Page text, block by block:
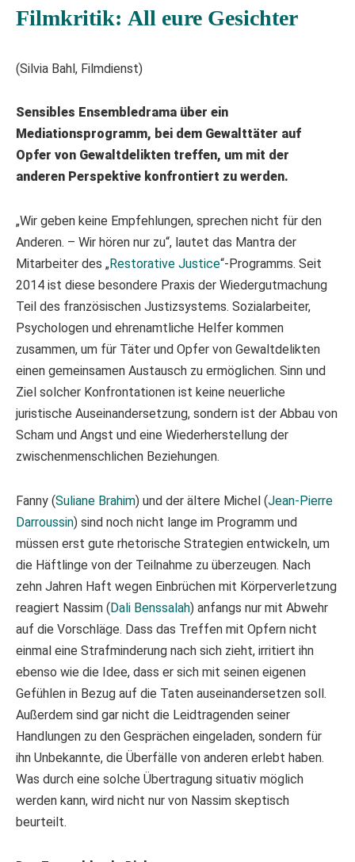
Filmkritik: All eure Gesichter
(Silvia Bahl, Filmdienst)
Sensibles Ensembledrama über ein
Mediationsprogramm, bei dem Gewalttäter auf
Opfer von Gewaltdelikten treffen, um mit der
anderen Perspektive konfrontiert zu werden.
„Wir geben keine Empfehlungen, sprechen nicht für den
Anderen. – Wir hören nur zu“, lautet das Mantra der
Mitarbeiter des „Restorative Justice“-Programms. Seit
2014 ist diese besondere Praxis der Wiedergutmachung
Teil des französischen Justizsystems. Sozialarbeiter,
Psychologen und ehrenamtliche Helfer kommen
zusammen, um für Täter und Opfer von Gewaltdelikten
einen gemeinsamen Austausch zu ermöglichen. Sinn und
Ziel solcher Konfrontationen ist keine neuerliche
juristische Auseinandersetzung, sondern ist der Abbau von
Scham und Angst und eine Wiederherstellung der
zwischenmenschlichen Beziehungen.
Fanny (Suliane Brahim) und der ältere Michel (Jean-Pierre
Darroussin) sind noch nicht lange im Programm und
müssen erst gute rhetorische Strategien entwickeln, um
die Häftlinge von der Teilnahme zu überzeugen. Nach
zehn Jahren Haft wegen Einbrüchen mit Körperverletzung
reagiert Nassim (Dali Benssalah) anfangs nur mit Abwehr
auf die Vorschläge. Dass das Treffen mit Opfern nicht
einmal eine Strafminderung nach sich zieht, irritiert ihn
ebenso wie die Idee, dass er sich mit seinen eigenen
Gefühlen in Bezug auf die Taten auseinandersetzen soll.
Außerdem sind gar nicht die Leidtragenden seiner
Handlungen zu den Gesprächen eingeladen, sondern für
ihn Unbekannte, die Überfälle von anderen erlebt haben.
Was durch eine solche Übertragung situativ möglich
werden kann, wird nicht nur von Nassim skeptisch
beurteilt.